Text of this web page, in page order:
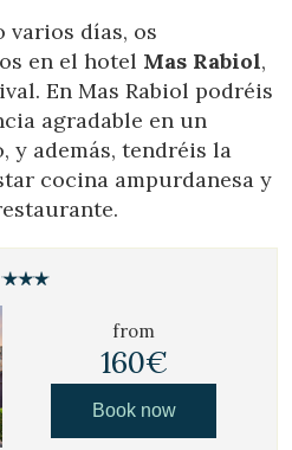
días, os
en el hotel Mas Rabiol,
En Mas Rabiol podréis
agradable en un
y además, tendréis la
cocina ampurdanesa y
from
160€
Book now